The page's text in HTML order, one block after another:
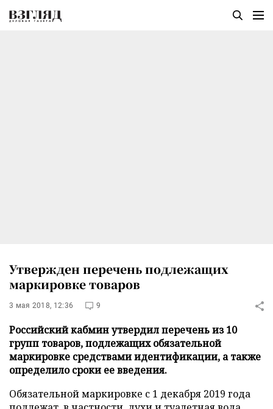
Утвержден перечень подлежащих
маркировке товаров
3 мая 2018, 12:36 9
Российский кабмин утвердил перечень из 10
групп товаров, подлежащих обязательной
маркировке средствами идентификации, а также
определило сроки ее введения.
Обязательной маркировке с 1 декабря 2019 года